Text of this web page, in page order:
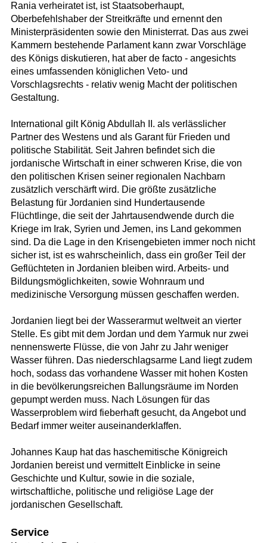
Rania verheiratet ist, ist Staatsoberhaupt,
Oberbefehlshaber der Streitkräfte und ernennt den
Ministerpräsidenten sowie den Ministerrat. Das aus zwei
Kammern bestehende Parlament kann zwar Vorschläge
des Königs diskutieren, hat aber de facto - angesichts
eines umfassenden königlichen Veto- und
Vorschlagsrechts - relativ wenig Macht der politischen
Gestaltung.
International gilt König Abdullah II. als verlässlicher
Partner des Westens und als Garant für Frieden und
politische Stabilität. Seit Jahren befindet sich die
jordanische Wirtschaft in einer schweren Krise, die von
den politischen Krisen seiner regionalen Nachbarn
zusätzlich verschärft wird. Die größte zusätzliche
Belastung für Jordanien sind Hundertausende
Flüchtlinge, die seit der Jahrtausendwende durch die
Kriege im Irak, Syrien und Jemen, ins Land gekommen
sind. Da die Lage in den Krisengebieten immer noch nicht
sicher ist, ist es wahrscheinlich, dass ein großer Teil der
Geflüchteten in Jordanien bleiben wird. Arbeits- und
Bildungsmöglichkeiten, sowie Wohnraum und
medizinische Versorgung müssen geschaffen werden.
Jordanien liegt bei der Wasserarmut weltweit an vierter
Stelle. Es gibt mit dem Jordan und dem Yarmuk nur zwei
nennenswerte Flüsse, die von Jahr zu Jahr weniger
Wasser führen. Das niederschlagsarme Land liegt zudem
hoch, sodass das vorhandene Wasser mit hohen Kosten
in die bevölkerungsreichen Ballungsräume im Norden
gepumpt werden muss. Nach Lösungen für das
Wasserproblem wird fieberhaft gesucht, da Angebot und
Bedarf immer weiter auseinanderklaffen.
Johannes Kaup hat das haschemitische Königreich
Jordanien bereist und vermittelt Einblicke in seine
Geschichte und Kultur, sowie in die soziale,
wirtschaftliche, politische und religiöse Lage der
jordanischen Gesellschaft.
Service